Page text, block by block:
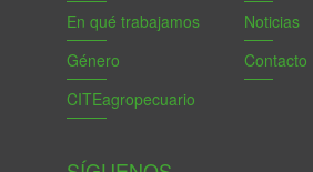
En qué trabajamos
Género
CITEagropecuario
Noticias
Contacto